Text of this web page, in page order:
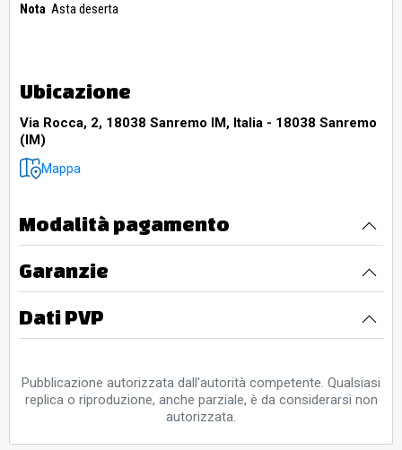
Nota Asta deserta
Ubicazione
Via Rocca, 2, 18038 Sanremo IM, Italia - 18038 Sanremo
(IM)
Mappa
Modalità pagamento
Garanzie
Dati PVP
Pubblicazione autorizzata dall'autorità competente. Qualsiasi
replica o riproduzione, anche parziale, è da considerarsi non
autorizzata.